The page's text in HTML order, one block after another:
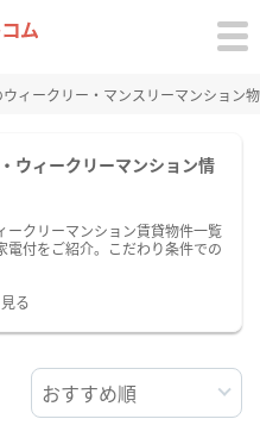
ィークリー・マンスリーマンション
ウィークリーマンション情
ークリーマンション賃貸物件一覧
電付をご紹介。こだわり条件での
る